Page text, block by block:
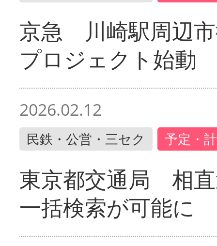
京急 川崎駅周辺
プロジェクト始動
2026.02.12
民鉄・公営・三セク 予定・
東京都交通局 相
一括検索が可能に